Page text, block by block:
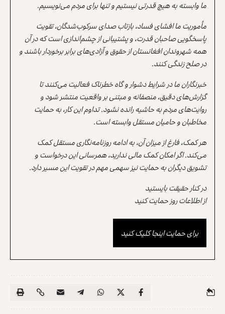
ما وابسته به هیچ قدرتی نیستیم و تنها برای مردم می‌نویسیم.
مأموریت ما افشای فساد، بازتاب صدای سرکوب‌شدگان، تقویت
پاسخگویی صاحبان قدرت، و پشتیبانی از چشم‌اندازی است که در آن
همه شهروندان افغانستان از حقوق و آزادی‌های برابر برخوردار باشند و
در صلح زندگی کنند.
خبرنگاران ما در شرایط دشوار و گاه خطرناک فعالیت می‌کنند تا
گزارش‌های دقیق، منصفانه و مبتنی بر واقعیت منتشر شود و
روایت‌های مردم به حاشیه رانده نشود. تداوم این کار، به حمایت
مخاطبان و حامیان مستقل وابسته است.
هر کمک، فارغ از میزان آن، به ادامه روزنامه‌نگاری مستقل کمک
می‌کند. اگر امکان کمک مالی ندارید، همرسانی این درخواست و
تشویق دیگران به حمایت نیز سهمی مهم در تقویت این مسیر دارد.
در کنار حقیقت بایستید
از اطلاعات روز حمایت کنید
برای حمایت اینجا کلیک کنید